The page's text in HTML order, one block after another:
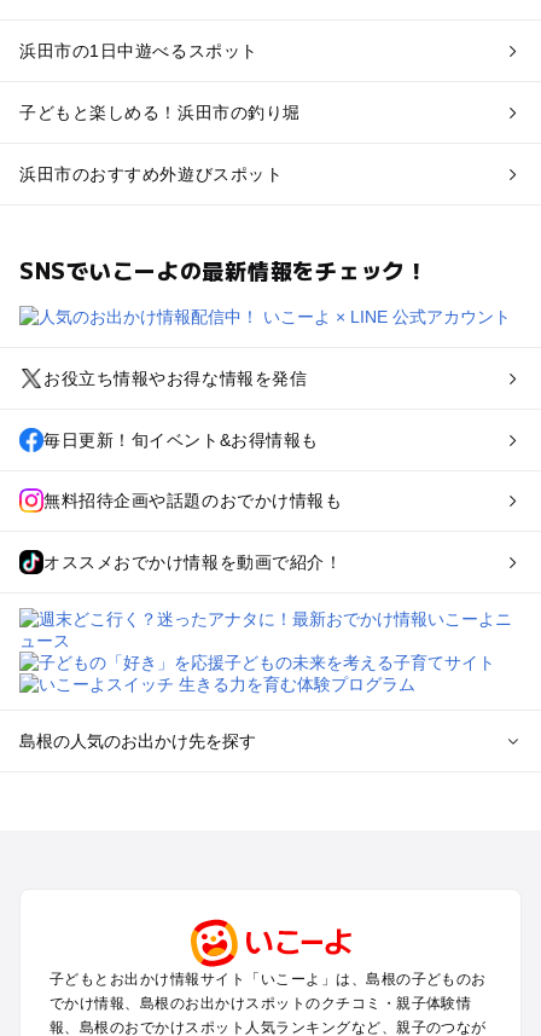
浜田市の1日中遊べるスポット
子どもと楽しめる！浜田市の釣り堀
浜田市のおすすめ外遊びスポット
SNSでいこーよの最新情報をチェック！
お役立ち情報やお得な情報を発信
毎日更新！旬イベント&お得情報も
無料招待企画や話題のおでかけ情報も
オススメおでかけ情報を動画で紹介！
島根の人気のお出かけ先を探す
隠岐島のプールお出かけ
島根の定番お出かけスポット
島根の遊園地
子どもとお出かけ情報サイト「いこーよ」は、島根の子どものお
でかけ情報、島根のお出かけスポットのクチコミ・親子体験情
報、島根のおでかけスポット人気ランキングなど、親子のつなが